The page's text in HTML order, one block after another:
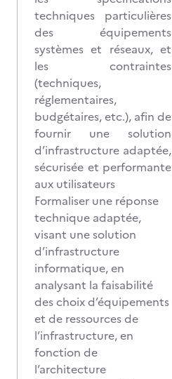
techniques particulières
des équipements
systèmes et réseaux, et
les contraintes
(techniques,
réglementaires,
budgétaires, etc.), afin de
fournir une solution
d’infrastructure adaptée,
sécurisée et performante
aux utilisateurs
Formaliser une réponse
technique adaptée,
visant une solution
d’infrastructure
informatique, en
analysant la faisabilité
des choix d’équipements
et de ressources de
l’infrastructure, en
fonction de
l’architecture